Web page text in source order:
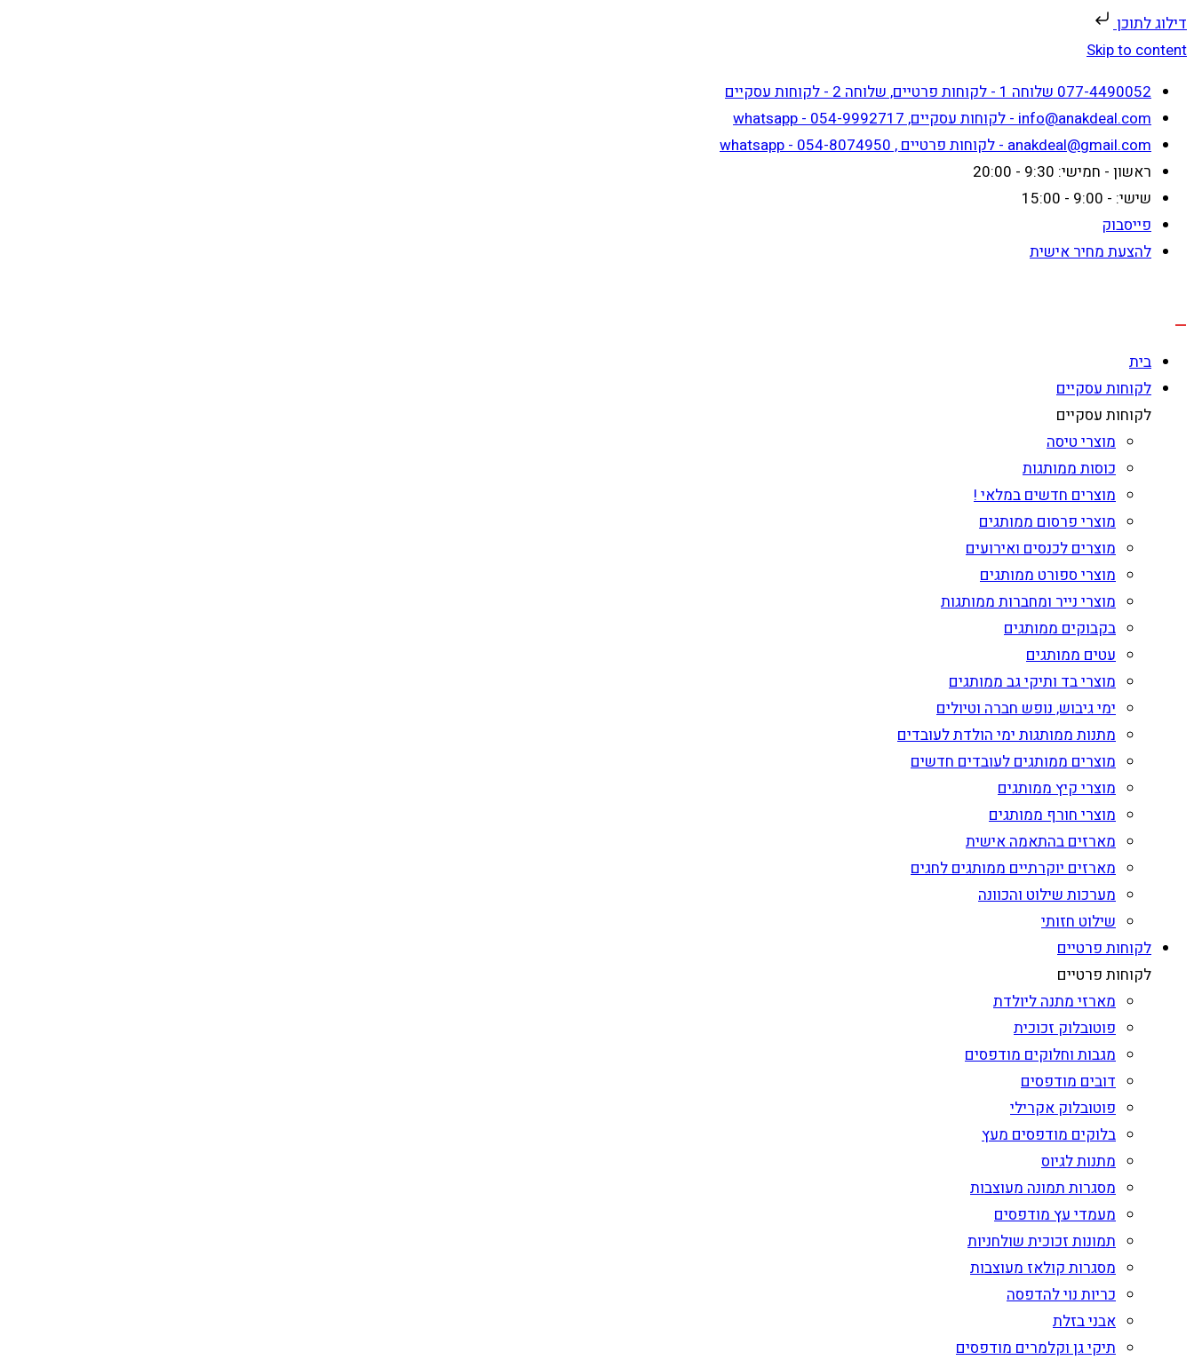
דילוג לתוכן
Skip to content
077-4490052 שלוחה 1 - לקוחות פרטיים, שלוחה 2 - לקוחות עסקיים
info@anakdeal.com - לקוחות עסקיים, whatsapp - 054-9992717
anakdeal@gmail.com - לקוחות פרטיים , whatsapp - 054-8074950
ראשון - חמישי: 9:30 - 20:00
שישי: - 9:00 - 15:00
פייסבוק
להצעת מחיר אישית
בית
לקוחות עסקיים
לקוחות עסקיים
מוצרי טיסה
כוסות ממותגות
מוצרים חדשים במלאי !
מוצרי פרסום ממותגים
מוצרים לכנסים ואירועים
מוצרי ספורט ממותגים
מוצרי נייר ומחברות ממותגות
בקבוקים ממותגים
עטים ממותגים
מוצרי בד ותיקי גב ממותגים
ימי גיבוש, נופש חברה וטיולים
מתנות ממותגות ימי הולדת לעובדים
מוצרים ממותגים לעובדים חדשים
מוצרי קיץ ממותגים
מוצרי חורף ממותגים
מארזים בהתאמה אישית
מארזים יוקרתיים ממותגים לחגים
מערכות שילוט והכוונה
שילוט חזותי
לקוחות פרטיים
לקוחות פרטיים
מארזי מתנה ליולדת
פוטובלוק זכוכית
מגבות וחלוקים מודפסים
דובים מודפסים
פוטובלוק אקרילי
בלוקים מודפסים מעץ
מתנות לגיוס
מסגרות תמונה מעוצבות
מעמדי עץ מודפסים
תמונות זכוכית שולחניות
מסגרות קולאז מעוצבות
כריות נוי להדפסה
אבני בזלת
תיקי גן וקלמרים מודפסים